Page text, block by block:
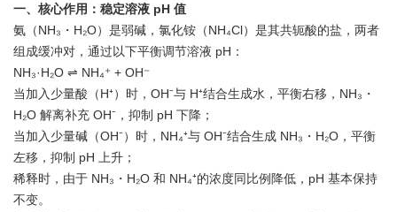
一、核心作用：稳定溶液 pH 值
氨（NH₃・H₂O）是弱碱，氯化铵（NH₄Cl）是其共轭酸的盐，两者
组成缓冲对，通过以下平衡调节溶液 pH：
NH₃·H₂O ⇌ NH₄⁺ + OH⁻
当加入少量酸（H⁺）时，OH⁻与 H⁺结合生成水，平衡右移，NH₃・
H₂O 解离补充 OH⁻，抑制 pH 下降；
当加入少量碱（OH⁻）时，NH₄⁺与 OH⁻结合生成 NH₃・H₂O，平衡
左移，抑制 pH 上升；
稀释时，由于 NH₃・H₂O 和 NH₄⁺的浓度同比例降低，pH 基本保持
不变。